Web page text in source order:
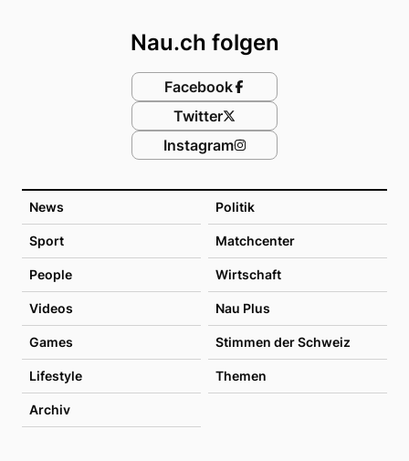
News Politik
Sport Matchcenter
People Wirtschaft
Videos Nau Plus
Games Stimmen der Schweiz
Lifestyle Themen
Archiv
Nau.ch folgen
Facebook
Twitter
Instagram